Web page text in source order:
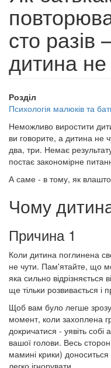
сто разів
дитина
Розділ
Психологія малюків та
Неможливо виростити
ви говорите, а дитина не
два, три. Немає
постає закономірне
А саме - в тому, як
Чому
Причина 1
Коли дитина поглинена
не чути. Пам'ятайте, що
яка сильно відрізняється
ще тільки розвивається і
Щоб вам було легше
момент, коли захоплена
докричатися - уявіть
вашої голови. Весь
мамині крики) доноситься
легко ігнорувати.